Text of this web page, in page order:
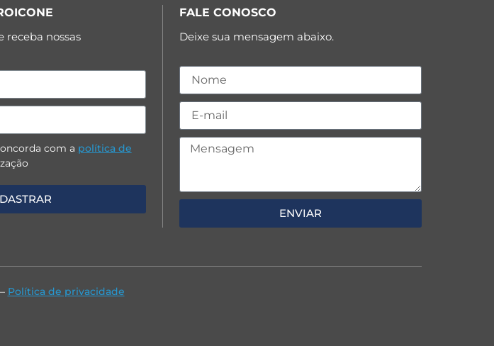
receba nossas
com a política de
FALE CONOSCO
Deixe sua mensagem abaixo.
ENVIAR
Política de privacidade